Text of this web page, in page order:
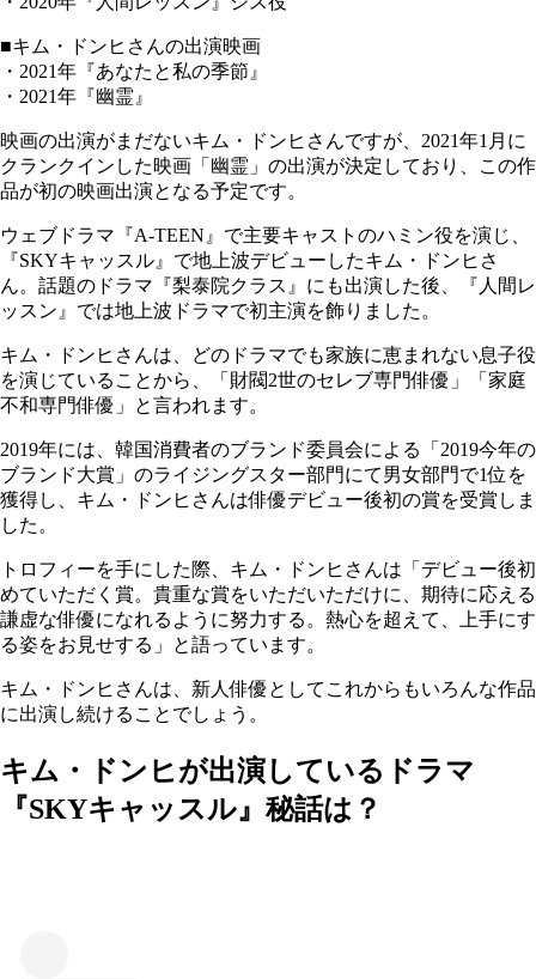
■キム・ドンヒさんの出演映画
・2021年『あなたと私の季節』
・2021年『幽霊』
映画の出演がまだないキム・ドンヒさんですが、2021年1月に
クランクインした映画「幽霊」の出演が決定しており、この作
品が初の映画出演となる予定です。
ウェブドラマ『A-TEEN』で主要キャストのハミン役を演じ、
『SKYキャッスル』で地上波デビューしたキム・ドンヒさ
ん。話題のドラマ『梨泰院クラス』にも出演した後、『人間レ
ッスン』では地上波ドラマで初主演を飾りました。
キム・ドンヒさんは、どのドラマでも家族に恵まれない息子役
を演じていることから、「財閥2世のセレブ専門俳優」「家庭
不和専門俳優」と言われます。
2019年には、韓国消費者のブランド委員会による「2019今年の
ブランド大賞」のライジングスター部門にて男女部門で1位を
獲得し、キム・ドンヒさんは俳優デビュー後初の賞を受賞しま
した。
トロフィーを手にした際、キム・ドンヒさんは「デビュー後初
めていただく賞。貴重な賞をいただいただけに、期待に応える
謙虚な俳優になれるように努力する。熱心を超えて、上手にす
る姿をお見せする」と語っています。
キム・ドンヒさんは、新人俳優としてこれからもいろんな作品
に出演し続けることでしょう。
キム・ドンヒが出演しているドラマ
『SKYキャッスル』秘話は？